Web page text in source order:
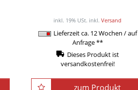
inkl. 19% USt. inkl.Versand
Lieferzeit ca. 12 Wochen / auf
Anfrage **
Dieses Produkt ist
versandkostenfrei!
zum Produkt